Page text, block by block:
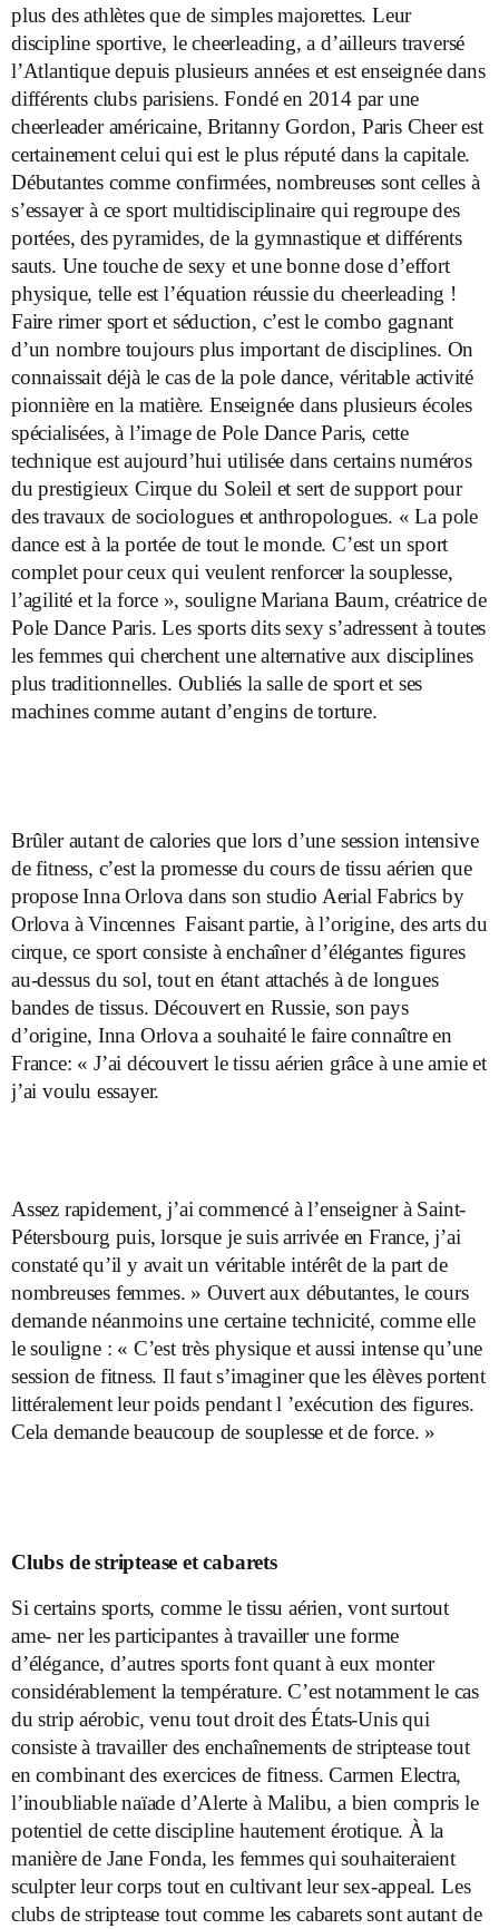
plus des athlètes que de simples majorettes. Leur
discipline sportive, le cheerleading, a d’ailleurs traversé
l’Atlantique depuis plusieurs années et est enseignée dans
différents clubs parisiens. Fondé en 2014 par une
cheerleader américaine, Britanny Gordon, Paris Cheer est
certainement celui qui est le plus réputé dans la capitale.
Débutantes comme confirmées, nombreuses sont celles à
s’essayer à ce sport multidisciplinaire qui regroupe des
portées, des pyramides, de la gymnastique et différents
sauts. Une touche de sexy et une bonne dose d’effort
physique, telle est l’équation réussie du cheerleading !
Faire rimer sport et séduction, c’est le combo gagnant
d’un nombre toujours plus important de disciplines. On
connaissait déjà le cas de la pole dance, véritable activité
pionnière en la matière. Enseignée dans plusieurs écoles
spécialisées, à l’image de Pole Dance Paris, cette
technique est aujourd’hui utilisée dans certains numéros
du prestigieux Cirque du Soleil et sert de support pour
des travaux de sociologues et anthropologues. « La pole
dance est à la portée de tout le monde. C’est un sport
complet pour ceux qui veulent renforcer la souplesse,
l’agilité et la force », souligne Mariana Baum, créatrice de
Pole Dance Paris. Les sports dits sexy s’adressent à toutes
les femmes qui cherchent une alternative aux disciplines
plus traditionnelles. Oubliés la salle de sport et ses
machines comme autant d’engins de torture.
Brûler autant de calories que lors d’une session intensive
de fitness, c’est la promesse du cours de tissu aérien que
propose Inna Orlova dans son studio Aerial Fabrics by
Orlova à Vincennes Faisant partie, à l’origine, des arts du
cirque, ce sport consiste à enchaîner d’élégantes figures
au-dessus du sol, tout en étant attachés à de longues
bandes de tissus. Découvert en Russie, son pays
d’origine, Inna Orlova a souhaité le faire connaître en
France: « J’ai découvert le tissu aérien grâce à une amie et
j’ai voulu essayer.
Assez rapidement, j’ai commencé à l’enseigner à Saint-
Pétersbourg puis, lorsque je suis arrivée en France, j’ai
constaté qu’il y avait un véritable intérêt de la part de
nombreuses femmes. » Ouvert aux débutantes, le cours
demande néanmoins une certaine technicité, comme elle
le souligne : « C’est très physique et aussi intense qu’une
session de fitness. Il faut s’imaginer que les élèves portent
littéralement leur poids pendant l ’exécution des figures.
Cela demande beaucoup de souplesse et de force. »
Clubs de striptease et cabarets
Si certains sports, comme le tissu aérien, vont surtout
ame- ner les participantes à travailler une forme
d’élégance, d’autres sports font quant à eux monter
considérablement la température. C’est notamment le cas
du strip aérobic, venu tout droit des États-Unis qui
consiste à travailler des enchaînements de striptease tout
en combinant des exercices de fitness. Carmen Electra,
l’inoubliable naïade d’Alerte à Malibu, a bien compris le
potentiel de cette discipline hautement érotique. À la
manière de Jane Fonda, les femmes qui souhaiteraient
sculpter leur corps tout en cultivant leur sex-appeal. Les
clubs de striptease tout comme les cabarets sont autant de